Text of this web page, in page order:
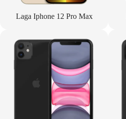
Laga Iphone 12 Pro Max